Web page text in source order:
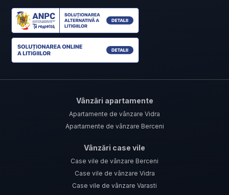
Vânzări apartamente
Apartamente de vânzare Vidra
Apartamente de vânzare Berceni
Vânzări case vile
Case vile de vânzare Berceni
Case vile de vânzare Vidra
Case vile de vânzare Varasti